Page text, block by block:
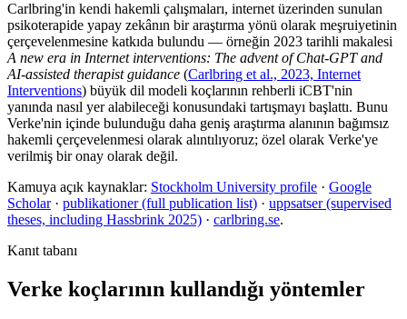
Carlbring'in kendi hakemli çalışmaları, internet üzerinden sunulan
psikoterapide yapay zekânın bir araştırma yönü olarak meşruiyetinin
çerçevelenmesine katkıda bulundu — örneğin 2023 tarihli makalesi
A new era in Internet interventions: The advent of Chat-GPT and
AI-assisted therapist guidance (Carlbring et al., 2023, Internet
Interventions) büyük dil modeli koçlarının rehberli iCBT'nin
yanında nasıl yer alabileceği konusundaki tartışmayı başlattı. Bunu
Verke'nin içinde bulunduğu daha geniş araştırma alanının bağımsız
hakemli çerçevelenmesi olarak alıntılıyoruz; özel olarak Verke'ye
verilmiş bir onay olarak değil.
Kamuya açık kaynaklar: Stockholm University profile · Google
Scholar· publikationer (full publication list) · uppsatser (supervised
theses, including Hassbrink 2025) · carlbring.se.
Kanıt tabanı
Verke koçlarının kullandığı yöntemler